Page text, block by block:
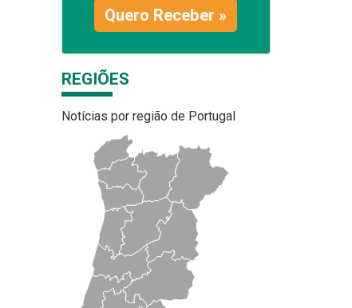
Quero Receber »
REGIÕES
Notícias por região de Portugal